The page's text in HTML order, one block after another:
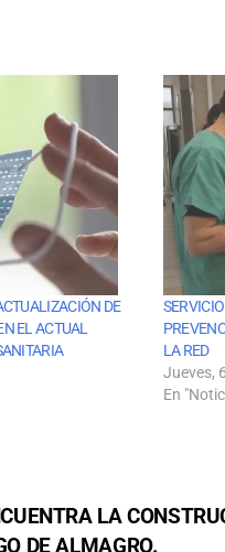
DE
EL ACTUAL
LA RED
Jueves,
En
LA
DE ALMAGRO.